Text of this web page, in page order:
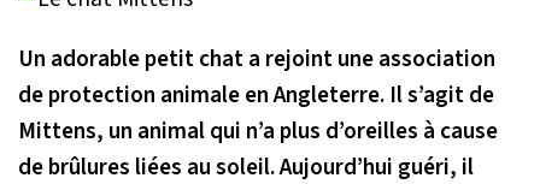
Un adorable petit chat a rejoint une association
de protection animale en Angleterre. Il s’agit de
Mittens, un animal qui n’a plus d’oreilles à cause
de brûlures liées au soleil. Aujourd’hui guéri, il